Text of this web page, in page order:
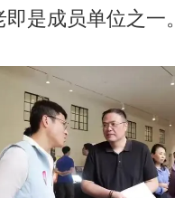
是成员单位之一。